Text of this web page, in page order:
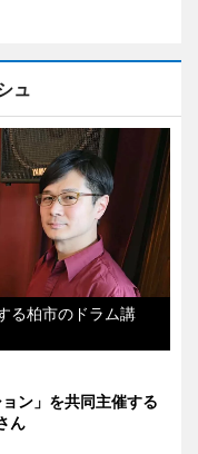
ュ
る柏市のドラム講
ョン」を共同主催する
ん